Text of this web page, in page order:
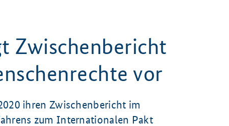
Zwischenbericht
vor
ihren Zwischenbericht im
zum Internationalen Pakt